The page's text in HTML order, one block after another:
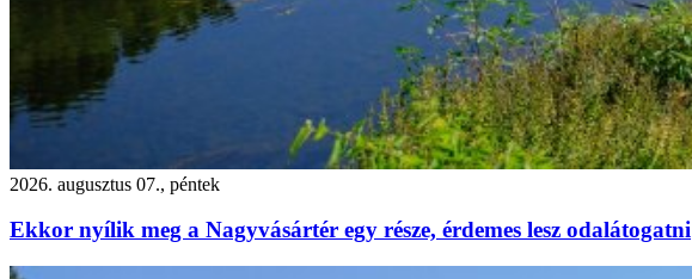
2026. augusztus 07., péntek
Ekkor nyílik meg a Nagyvásártér egy része, érdemes lesz odalátogatni